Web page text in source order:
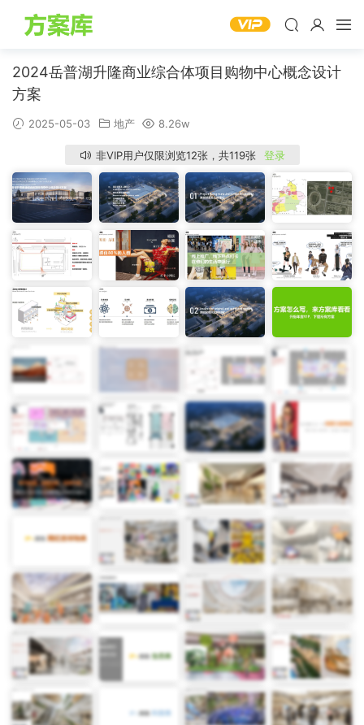
2024岳普湖升隆商业综合体项目购物中心概念设计
方案
2025-05-03 地产 8.26w
非VIP用户仅限浏览12张，共119张 登录